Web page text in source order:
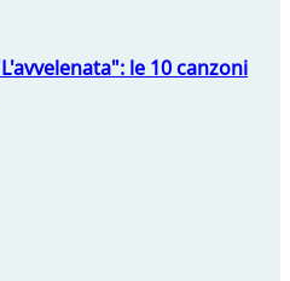
le 10 canzoni